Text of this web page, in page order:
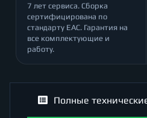
7 лет сервиса. Сборка
сертифицирована по
стандарту ЕАС. Гарантия на
все комплектующие и
работу.
Полные